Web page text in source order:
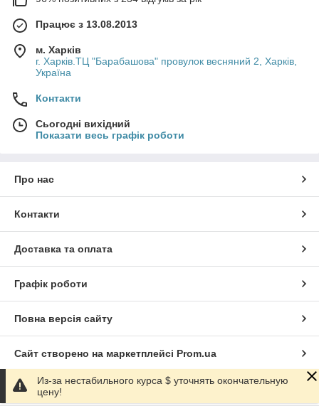
Працює з 13.08.2013
м. Харків
г. Харків.ТЦ "Барабашова" провулок весняний 2, Харків,
Україна
Контакти
Сьогодні вихідний
Показати весь графік роботи
Про нас
Контакти
Доставка та оплата
Графік роботи
Повна версія сайту
Сайт створено на маркетплейсі Prom.ua
Політика конфіденційності
Из-за нестабильного курса $ уточнять окончательную
цену!